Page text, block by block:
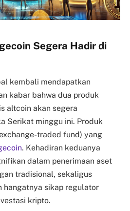
Segera Hadir di
kembali mendapatkan
kabar bahwa dua produk
altcoin akan segera
Serikat minggu ini. Produk
traded fund) yang
. Kehadiran keduanya
dalam penerimaan aset
tradisional, sekaligus
hangatnya sikap regulator
kripto.